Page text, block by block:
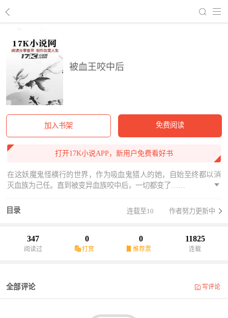
被血王咬中后
加入书架 免费阅读
打开17K小说APP，新用户免费看好书
在这妖魔鬼怪横行的世界，作为吸血鬼猎人的她，自始至终都以消
灭血族为己任。直到被变异血族咬中后，一切都变了……
目录 连载至10 作者努力更新中
347
阅读过
0
打赏
0
推荐票
11825
连载
全部评论 写评论